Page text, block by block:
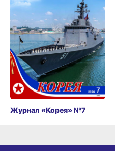
Журнал «Корея» №7